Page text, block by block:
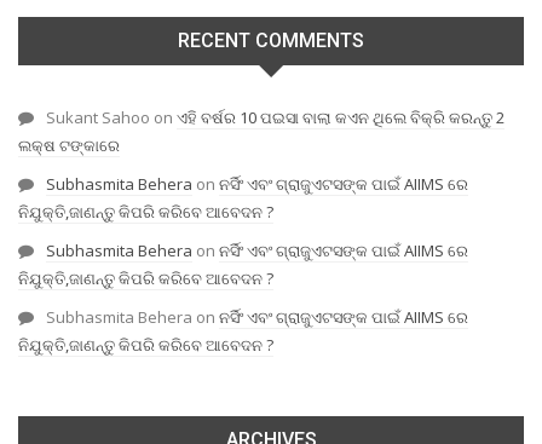
RECENT COMMENTS
Sukant Sahoo on ଏହି ବର୍ଷର 10 ପଇସା ବାଲା କଏନ ଥିଲେ ବିକ୍ରି କରନ୍ତୁ 2
ଲକ୍ଷ ଟଙ୍କାରେ
Subhasmita Behera on ନର୍ସିଂ ଏବଂ ଗ୍ରାଜୁଏଟସଙ୍କ ପାଇଁ AIIMS ରେ
ନିଯୁକ୍ତି,ଜାଣନ୍ତୁ କିପରି କରିବେ ଆବେଦନ ?
Subhasmita Behera on ନର୍ସିଂ ଏବଂ ଗ୍ରାଜୁଏଟସଙ୍କ ପାଇଁ AIIMS ରେ
ନିଯୁକ୍ତି,ଜାଣନ୍ତୁ କିପରି କରିବେ ଆବେଦନ ?
Subhasmita Behera on ନର୍ସିଂ ଏବଂ ଗ୍ରାଜୁଏଟସଙ୍କ ପାଇଁ AIIMS ରେ
ନିଯୁକ୍ତି,ଜାଣନ୍ତୁ କିପରି କରିବେ ଆବେଦନ ?